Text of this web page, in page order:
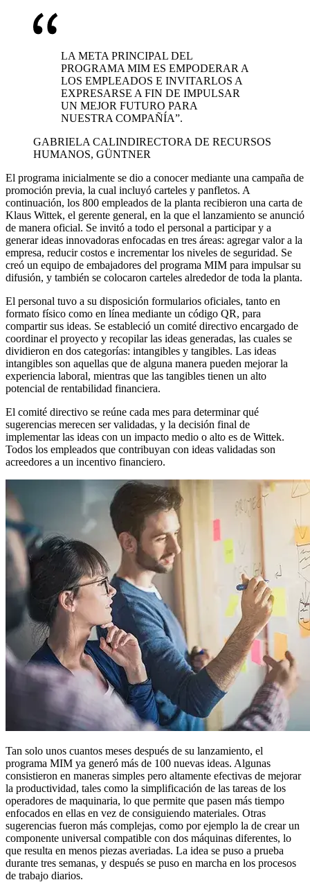
LA META PRINCIPAL DEL
PROGRAMA MIM ES EMPODERAR A
LOS EMPLEADOS E INVITARLOS A
EXPRESARSE A FIN DE IMPULSAR
UN MEJOR FUTURO PARA
NUESTRA COMPAÑÍA”.
GABRIELA CALINDIRECTORA DE RECURSOS
HUMANOS, GÜNTNER
El programa inicialmente se dio a conocer mediante una campaña de
promoción previa, la cual incluyó carteles y panfletos. A
continuación, los 800 empleados de la planta recibieron una carta de
Klaus Wittek, el gerente general, en la que el lanzamiento se anunció
de manera oficial. Se invitó a todo el personal a participar y a
generar ideas innovadoras enfocadas en tres áreas: agregar valor a la
empresa, reducir costos e incrementar los niveles de seguridad. Se
creó un equipo de embajadores del programa MIM para impulsar su
difusión, y también se colocaron carteles alrededor de toda la planta.
El personal tuvo a su disposición formularios oficiales, tanto en
formato físico como en línea mediante un código QR, para
compartir sus ideas. Se estableció un comité directivo encargado de
coordinar el proyecto y recopilar las ideas generadas, las cuales se
dividieron en dos categorías: intangibles y tangibles. Las ideas
intangibles son aquellas que de alguna manera pueden mejorar la
experiencia laboral, mientras que las tangibles tienen un alto
potencial de rentabilidad financiera.
El comité directivo se reúne cada mes para determinar qué
sugerencias merecen ser validadas, y la decisión final de
implementar las ideas con un impacto medio o alto es de Wittek.
Todos los empleados que contribuyan con ideas validadas son
acreedores a un incentivo financiero.
Tan solo unos cuantos meses después de su lanzamiento, el
programa MIM ya generó más de 100 nuevas ideas. Algunas
consistieron en maneras simples pero altamente efectivas de mejorar
la productividad, tales como la simplificación de las tareas de los
operadores de maquinaria, lo que permite que pasen más tiempo
enfocados en ellas en vez de consiguiendo materiales. Otras
sugerencias fueron más complejas, como por ejemplo la de crear un
componente universal compatible con dos máquinas diferentes, lo
que resulta en menos piezas averiadas. La idea se puso a prueba
durante tres semanas, y después se puso en marcha en los procesos
de trabajo diarios.